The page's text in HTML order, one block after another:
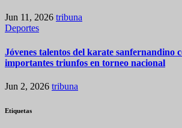
Jun 11, 2026 tribuna
Deportes
Jóvenes talentos del karate sanfernandino
importantes triunfos en torneo nacional
Jun 2, 2026 tribuna
Etiquetas